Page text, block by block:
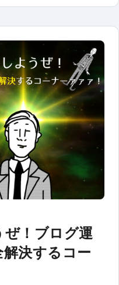
ぜ！ブログ運
決するコー